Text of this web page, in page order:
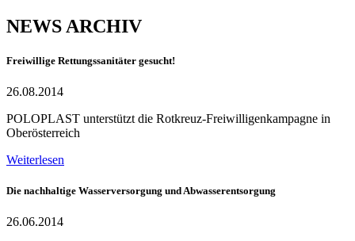
NEWS ARCHIV
Freiwillige Rettungssanitäter gesucht!
26.08.2014
POLOPLAST unterstützt die Rotkreuz-Freiwilligenkampagne in
Oberösterreich
Weiterlesen
Die nachhaltige Wasserversorgung und Abwasserentsorgung
26.06.2014